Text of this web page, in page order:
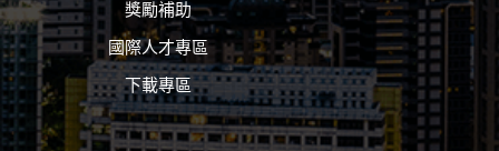
獎勵補助
國際人才專區
下載專區